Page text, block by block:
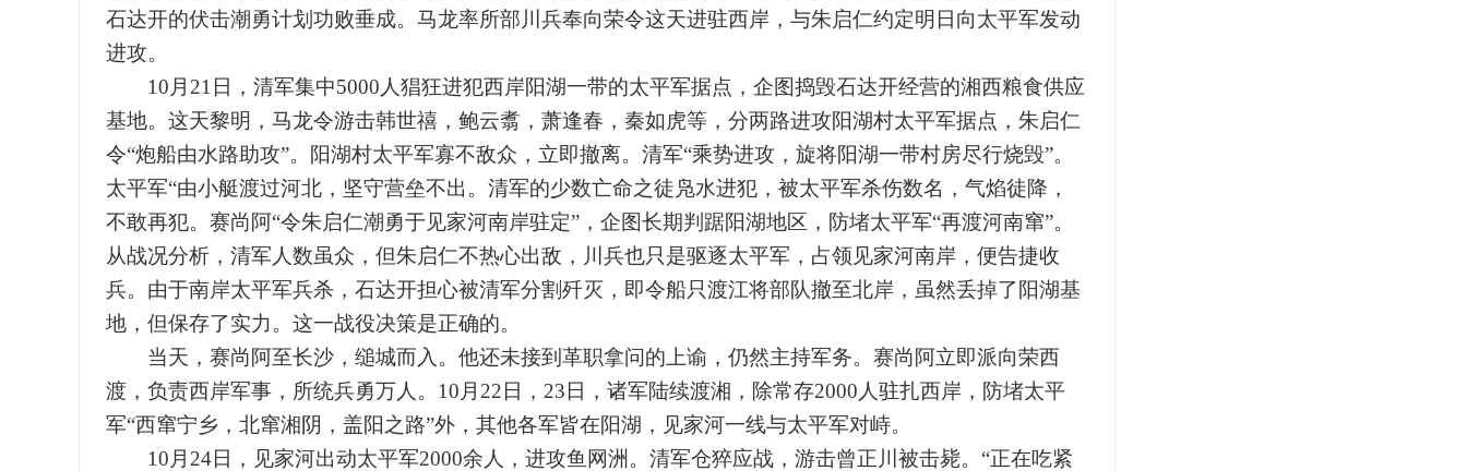
石达开的伏击潮勇计划功败垂成。马龙率所部川兵奉向荣令这天进驻西岸，与朱启仁约定明日向太平军发动
进攻。
10月21日，清军集中5000人猖狂进犯西岸阳湖一带的太平军据点，企图捣毁石达开经营的湘西粮食供应
基地。这天黎明，马龙令游击韩世禧，鲍云翥，萧逢春，秦如虎等，分两路进攻阳湖村太平军据点，朱启仁
令“炮船由水路助攻”。阳湖村太平军寡不敌众，立即撤离。清军“乘势进攻，旋将阳湖一带村房尽行烧毁”。
太平军“由小艇渡过河北，坚守营垒不出。清军的少数亡命之徒凫水进犯，被太平军杀伤数名，气焰徒降，
不敢再犯。赛尚阿“令朱启仁潮勇于见家河南岸驻定”，企图长期判踞阳湖地区，防堵太平军“再渡河南窜”。
从战况分析，清军人数虽众，但朱启仁不热心出敌，川兵也只是驱逐太平军，占领见家河南岸，便告捷收
兵。由于南岸太平军兵杀，石达开担心被清军分割歼灭，即令船只渡江将部队撤至北岸，虽然丢掉了阳湖基
地，但保存了实力。这一战役决策是正确的。
当天，赛尚阿至长沙，缒城而入。他还未接到革职拿问的上谕，仍然主持军务。赛尚阿立即派向荣西
渡，负责西岸军事，所统兵勇万人。10月22日，23日，诸军陆续渡湘，除常存2000人驻扎西岸，防堵太平
军“西窜宁乡，北窜湘阴，盖阳之路”外，其他各军皆在阳湖，见家河一线与太平军对峙。
10月24日，见家河出动太平军2000余人，进攻鱼网洲。清军仓猝应战，游击曾正川被击毙。“正在吃紧